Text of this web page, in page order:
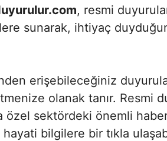
, resmi
sunarak, ihtiyaç
erişebileceğiniz
olanak tanır. Resmi
özel sektördeki önemli
bilgilere bir tıkla